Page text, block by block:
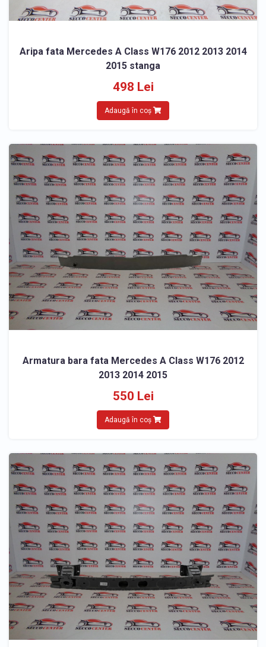
Aripa fata Mercedes A Class W176 2012 2013 2014
2015 stanga
498 Lei
Adaugă în coș
Armatura bara fata Mercedes A Class W176 2012
2013 2014 2015
550 Lei
Adaugă în coș